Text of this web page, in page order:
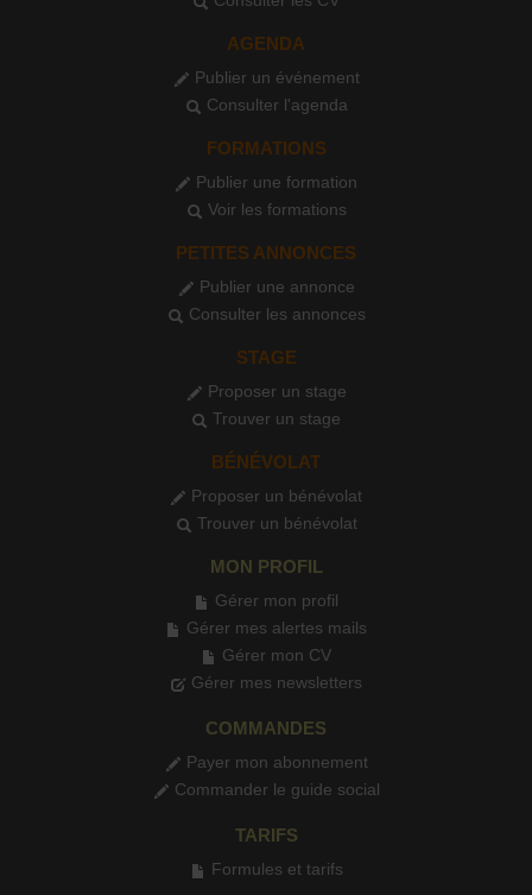
AGENDA
Publier un événement
Consulter l'agenda
FORMATIONS
Publier une formation
Voir les formations
PETITES ANNONCES
Publier une annonce
Consulter les annonces
STAGE
Proposer un stage
Trouver un stage
BÉNÉVOLAT
Proposer un bénévolat
Trouver un bénévolat
MON PROFIL
Gérer mon profil
Gérer mes alertes mails
Gérer mon CV
Gérer mes newsletters
COMMANDES
Payer mon abonnement
Commander le guide social
TARIFS
Formules et tarifs